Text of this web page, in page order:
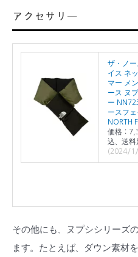
アクセサリー
ザ・ノー
イス ネ
マー メ
ース ヌ
ー
ースフェ
NORTH
価格：
込、送料
(2024/
その他にも、ヌプシシリーズ
ます。たとえば、ダウン素材